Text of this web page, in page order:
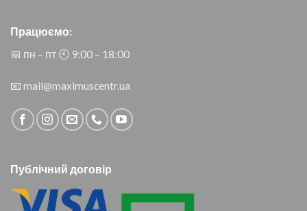
Працюємо:
📅 пн – пт 🕙︎ 9:00 – 18:00
📧 mail@maximuscentr.ua
Публічний договір